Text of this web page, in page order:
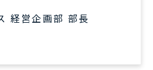
経営企画部 部長